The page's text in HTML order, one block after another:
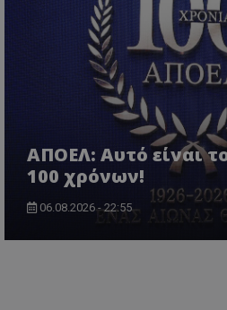
ΑΠΟΕΛ: Αυτό είναι
100 χρόνων!
06.08.2026 - 22:55